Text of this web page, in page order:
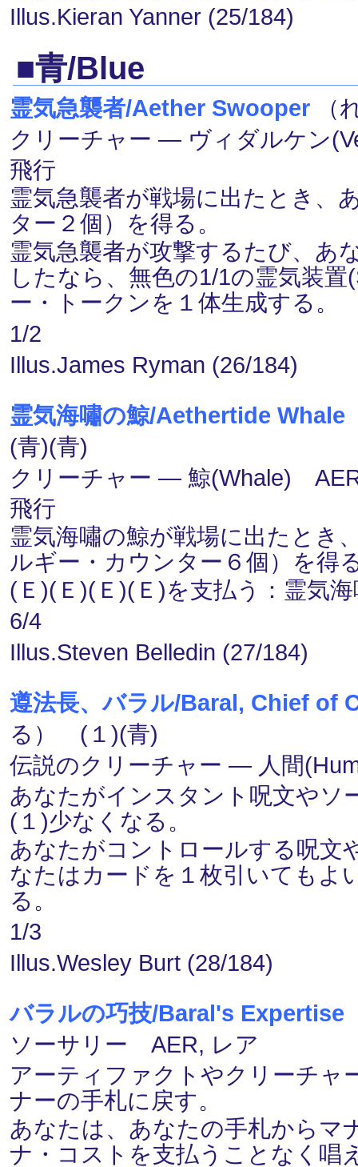
Illus.Kieran Yanner (25/184)
■青/Blue
霊気急襲者/Aether Swooper （
クリーチャー ― ヴィダルケン
飛行
霊気急襲者が戦場に出たとき、
ター２個）を得る。
霊気急襲者が攻撃するたび、あ
したなら、無色の1/1の霊気装
ー・トークンを１体生成する。
1/2
Illus.James Ryman (26/184)
霊気海嘯の鯨/Aethertide Whale
(青)(青)
クリーチャー ― 鯨(Whale)
飛行
霊気海嘯の鯨が戦場に出たとき
ルギー・カウンター６個）を得
(Ｅ)(Ｅ)(Ｅ)(Ｅ)を支払う：霊気
6/4
Illus.Steven Belledin (27/184)
遵法長、バラル/Baral, Chief of
る） (１)(青)
伝説のクリーチャー ― 人間
あなたがインスタント呪文やソ
(１)少なくなる。
あなたがコントロールする呪文
なたはカードを１枚引いてもよ
る。
1/3
Illus.Wesley Burt (28/184)
バラルの巧技/Baral's Expertise
ソーサリー AER, レア
アーティファクトやクリーチャ
ナーの手札に戻す。
あなたは、あなたの手札からマ
ナ・コストを支払うことなく唱